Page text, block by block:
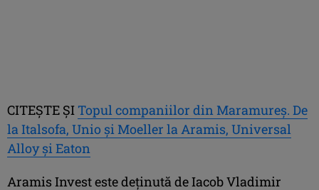
CITEȘTE ȘI Topul companiilor din Maramureș. De
la Italsofa, Unio și Moeller la Aramis, Universal
Alloy și Eaton
Aramis Invest este deținută de Iacob Vladimir